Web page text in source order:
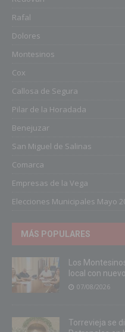
Rafal
Dolores
Montesinos
Cox
Callosa de Segura
Pilar de la Horadada
Benejuzar
San Miguel de Salinas
Comarca
Empresas de la Vega
Elecciones Municipales Mayo
MÁS POPULARES
Los
local con
07/08/2026
Torrevieja se